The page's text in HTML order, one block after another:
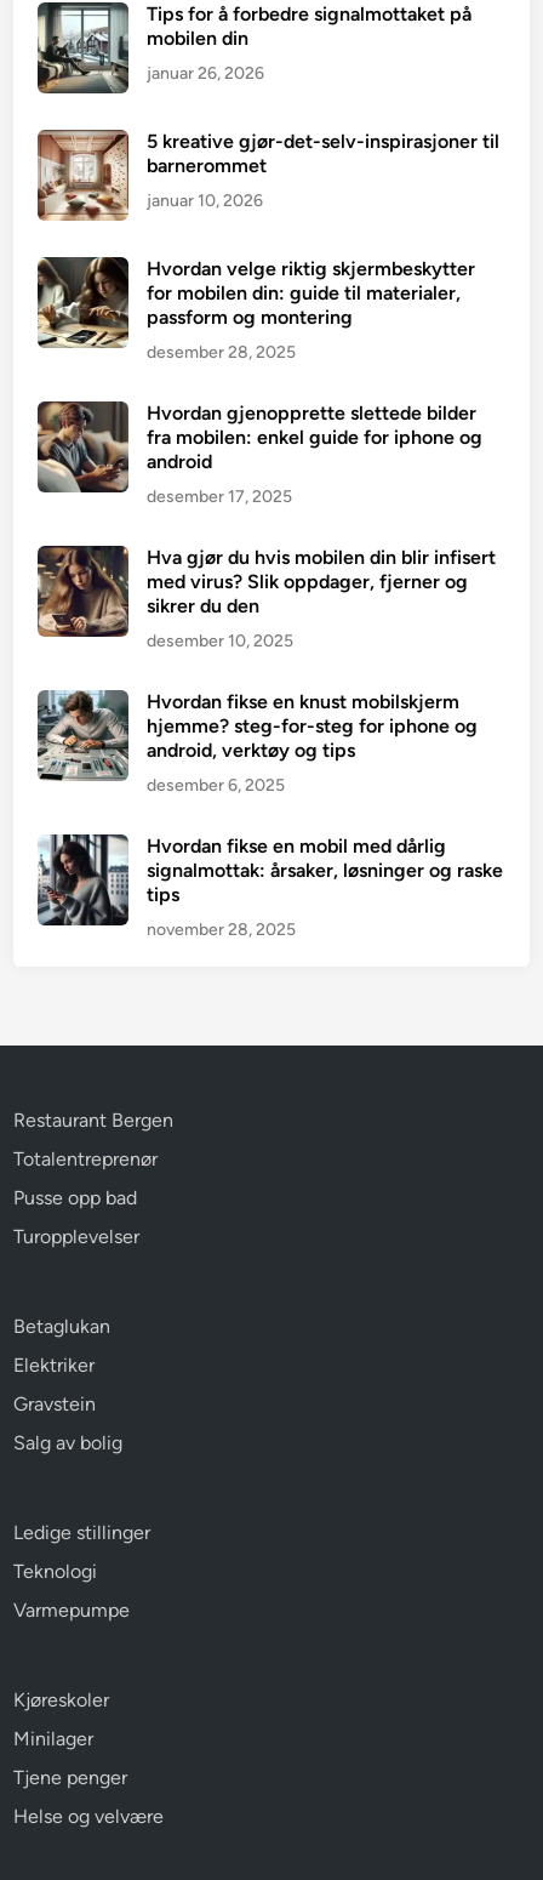
Tips for å forbedre signalmottaket på
mobilen din
januar 26, 2026
5 kreative gjør-det-selv-inspirasjoner til
barnerommet
januar 10, 2026
Hvordan velge riktig skjermbeskytter
for mobilen din: guide til materialer,
passform og montering
desember 28, 2025
Hvordan gjenopprette slettede bilder
fra mobilen: enkel guide for iphone og
android
desember 17, 2025
Hva gjør du hvis mobilen din blir infisert
med virus? Slik oppdager, fjerner og
sikrer du den
desember 10, 2025
Hvordan fikse en knust mobilskjerm
hjemme? steg-for-steg for iphone og
android, verktøy og tips
desember 6, 2025
Hvordan fikse en mobil med dårlig
signalmottak: årsaker, løsninger og raske
tips
november 28, 2025
Restaurant Bergen
Totalentreprenør
Pusse opp bad
Turopplevelser
Betaglukan
Elektriker
Gravstein
Salg av bolig
Ledige stillinger
Teknologi
Varmepumpe
Kjøreskoler
Minilager
Tjene penger
Helse og velvære